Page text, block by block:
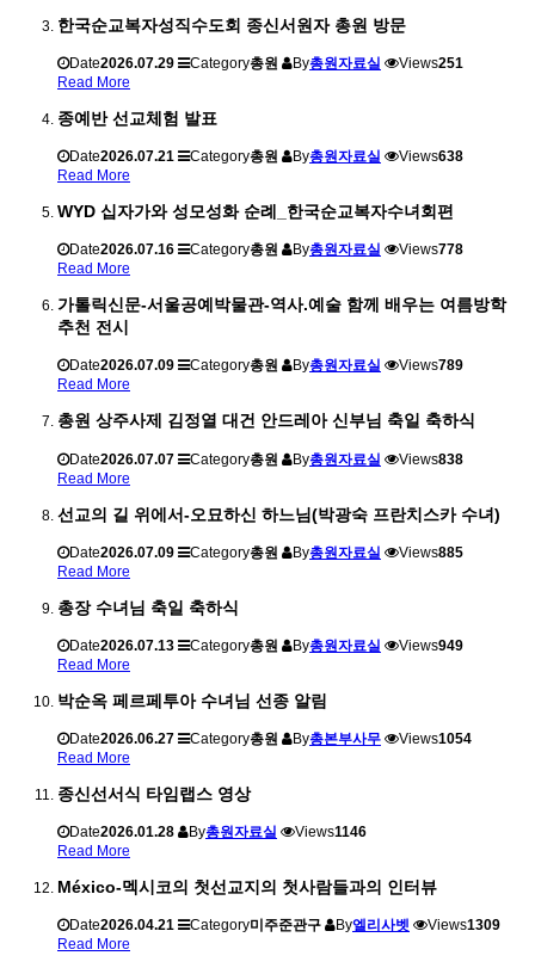
한국순교복자성직수도회 종신서원자 총원 방문
Date2026.07.29 Category총원 By총원자료실 Views251
Read More
종예반 선교체험 발표
Date2026.07.21 Category총원 By총원자료실 Views638
Read More
WYD 십자가와 성모성화 순례_한국순교복자수녀회편
Date2026.07.16 Category총원 By총원자료실 Views778
Read More
가톨릭신문-서울공예박물관-역사.예술 함께 배우는 여름방학
추천 전시
Date2026.07.09 Category총원 By총원자료실 Views789
Read More
총원 상주사제 김정열 대건 안드레아 신부님 축일 축하식
Date2026.07.07 Category총원 By총원자료실 Views838
Read More
선교의 길 위에서-오묘하신 하느님(박광숙 프란치스카 수녀)
Date2026.07.09 Category총원 By총원자료실 Views885
Read More
총장 수녀님 축일 축하식
Date2026.07.13 Category총원 By총원자료실 Views949
Read More
박순옥 페르페투아 수녀님 선종 알림
Date2026.06.27 Category총원 By총본부사무 Views1054
Read More
종신선서식 타임랩스 영상
Date2026.01.28 By총원자료실 Views1146
Read More
México-멕시코의 첫선교지의 첫사람들과의 인터뷰
Date2026.04.21 Category미주준관구 By엘리사벳 Views1309
Read More